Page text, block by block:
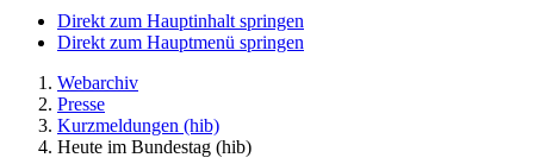
Direkt zum Hauptinhalt springen
Direkt zum Hauptmenü springen
Webarchiv
Presse
Kurzmeldungen (hib)
Heute im Bundestag (hib)